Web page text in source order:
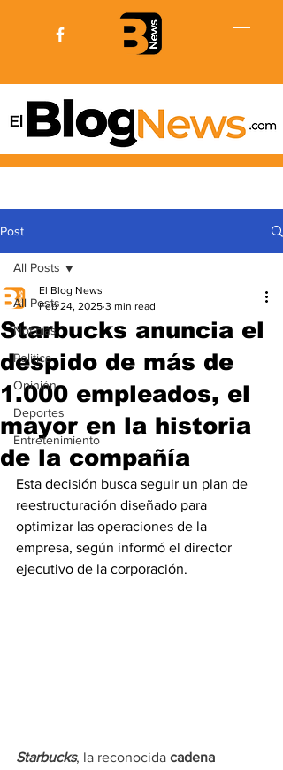
Post
All Posts
Noticias
Politica
Opinión
Deportes
Entretenimiento
All Posts
Starbucks anuncia el
despido de más de
1.000 empleados, el
mayor en la historia
de la compañía
El Blog News
Feb 24, 2025 3 min read
Esta decisión busca seguir un plan de
reestructuración diseñado para
optimizar las operaciones de la
empresa, según informó el director
ejecutivo de la corporación.
Starbucks, la reconocida cadena